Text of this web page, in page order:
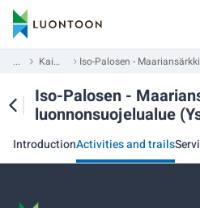
... Kainuu
Iso-Palosen -
luonnonsuojelualue
IntroductionActivities and trails